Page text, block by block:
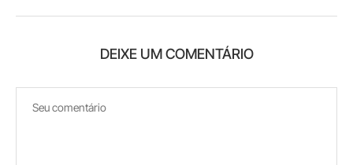
DEIXE UM COMENTÁRIO